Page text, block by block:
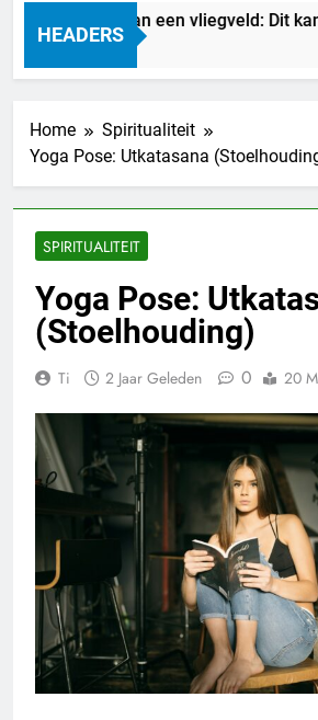
HEADERS
Droom je van een vliegveld: Dit kan
7 Uur Geleden
Home
Spiritualiteit
Yoga Pose: Utkatasana
SPIRITUALITEIT
Yoga Pose:
(Stoelhouding)
Ti 2 Jaar Geleden 0 20